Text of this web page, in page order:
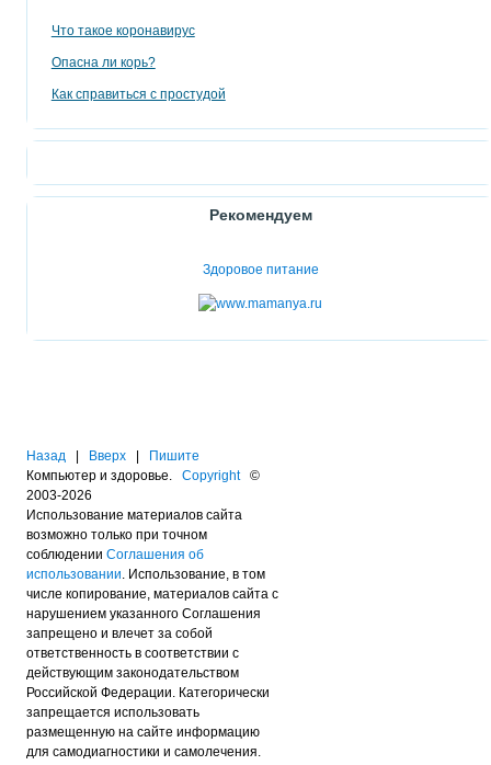
Что такое коронавирус
Опасна ли корь?
Как справиться с простудой
Рекомендуем
Здоровое питание
Назад Вверх
Пишите
Компьютер и здоровье. Copyright©
2003-2026
Использование материалов сайта
возможно только при точном
соблюдении Соглашения об
использовании. Использование, в том
числе копирование, материалов сайта с
нарушением указанного Соглашения
запрещено и влечет за собой
ответственность в соответствии с
действующим законодательством
Российской Федерации. Категорически
запрещается использовать
размещенную на сайте информацию
для самодиагностики и самолечения.